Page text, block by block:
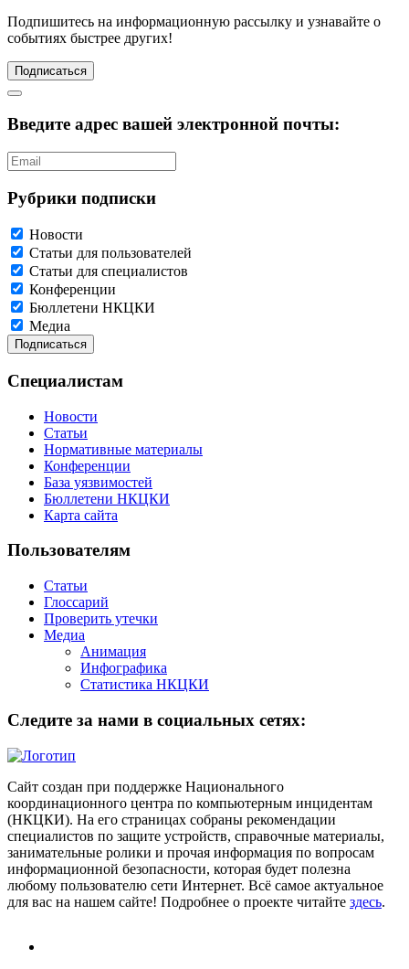
Подпишитесь на информационную рассылку и узнавайте о
событиях быстрее других!
Подписаться
Введите адрес вашей электронной почты:
Рубрики подписки
Новости
Статьи для пользователей
Статьи для специалистов
Конференции
Бюллетени НКЦКИ
Медиа
Специалистам
Новости
Статьи
Нормативные материалы
Конференции
База уязвимостей
Бюллетени НКЦКИ
Карта сайта
Пользователям
Статьи
Глоссарий
Проверить утечки
Медиа
Анимация
Инфографика
Статистика НКЦКИ
Следите за нами в социальных сетях:
Сайт создан при поддержке Национального
координационного центра по компьютерным инцидентам
(НКЦКИ). На его страницах собраны рекомендации
специалистов по защите устройств, справочные материалы,
занимательные ролики и прочая информация по вопросам
информационной безопасности, которая будет полезна
любому пользователю сети Интернет. Всё самое актуальное
для вас на нашем сайте! Подробнее о проекте читайте здесь.